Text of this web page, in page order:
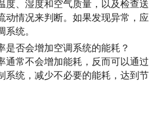
度、湿度和空气质量，以及检查送
动情况来判断。如果发现异常，应
统。
是否会增加空调系统的能耗？
通常不会增加能耗，反而可以通过
系统，减少不必要的能耗，达到节